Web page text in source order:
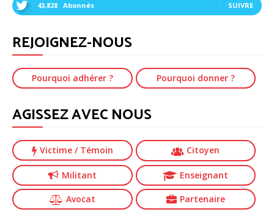
43,828 Abonnés SUIVRE
REJOIGNEZ-NOUS
Pourquoi adhérer ? Pourquoi donner ?
AGISSEZ AVEC NOUS
Victime / Témoin Citoyen
Militant Enseignant
Avocat Partenaire